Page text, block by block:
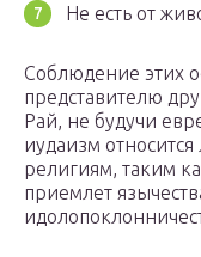
Не есть от
Соблюдение этих
представителю
Рай, не будучи
иудаизм
религиям, таким
приемлет